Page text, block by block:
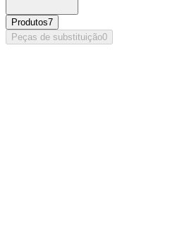
Produtos7
Peças de substituição0